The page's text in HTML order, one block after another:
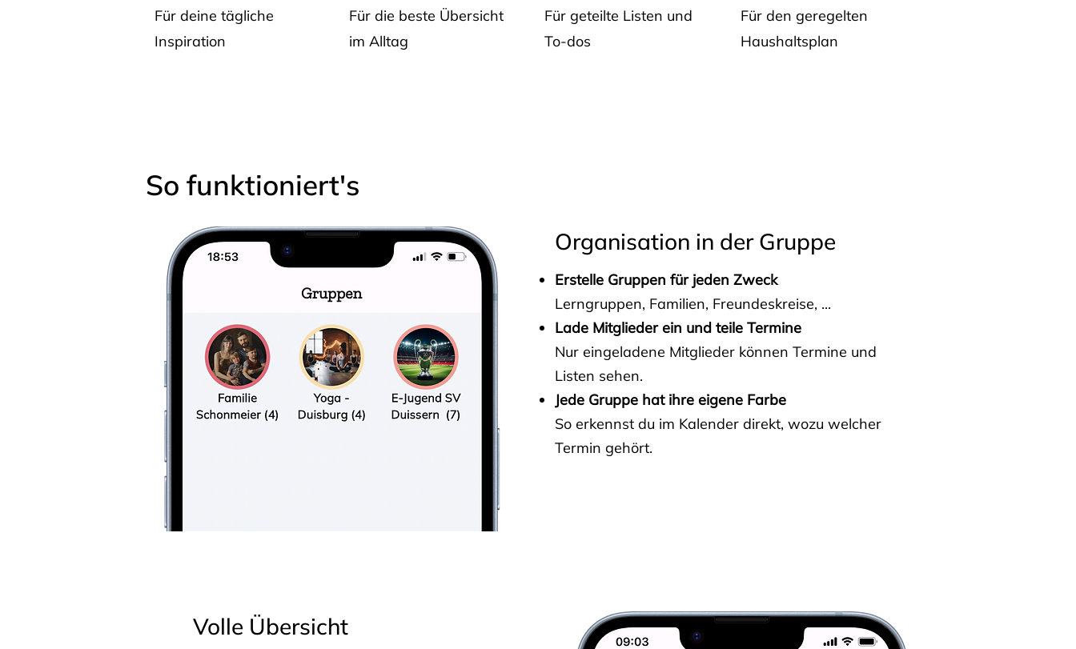
Für deine tägliche
Inspiration
Für die beste Übersicht
im Alltag
Für geteilte Listen und
To-dos
Für den geregelten
Haushaltsplan
So funktioniert's
Organisation in der Gruppe
Erstelle Gruppen für jeden Zweck
Lerngruppen, Familien, Freundeskreise, ...
Lade Mitglieder ein und teile Termine
Nur eingeladene Mitglieder können Termine und
Listen sehen.
Jede Gruppe hat ihre eigene Farbe
So erkennst du im Kalender direkt, wozu welcher
Termin gehört.
Volle Übersicht